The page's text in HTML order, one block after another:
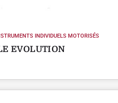
INDIVIDUELS MOTORISÉS
EVOLUTION